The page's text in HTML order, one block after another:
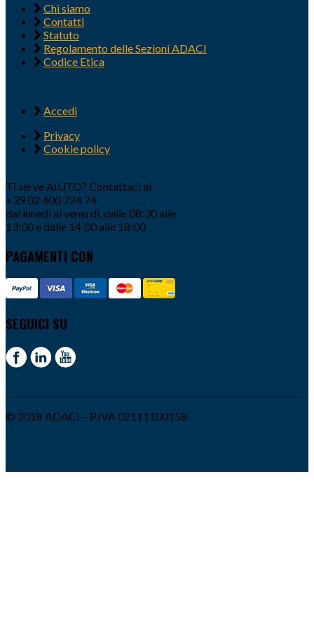
Chi siamo
Contatti
Statuto
Regolamento delle Sezioni ADACI
Codice Etica
Accedi
Privacy
Cookie policy
Ti serve AIUTO? Contattaci al
+39 02 400 724 74
dal lunedì al venerdì, dalle 08:30 alle
13:00 e dalle 14:00 alle 18:00
PAGAMENTI CON
SEGUICI SU
© 2018 ADACI – P.IVA 02111100158